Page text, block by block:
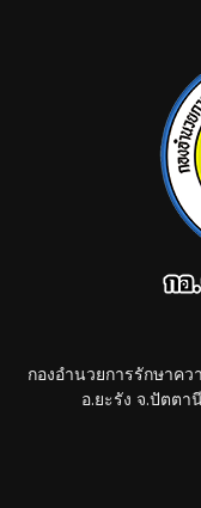
กองอำนวยการรักษาค
อ.ยะรัง จ.ปัตตา